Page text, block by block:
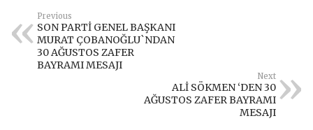
Previous
SON PARTİ GENEL BAŞKANI
MURAT ÇOBANOĞLU`NDAN
30 AĞUSTOS ZAFER
BAYRAMI MESAJI
Next
ALİ SÖKMEN ‘DEN 30
AĞUSTOS ZAFER BAYRAMI
MESAJI